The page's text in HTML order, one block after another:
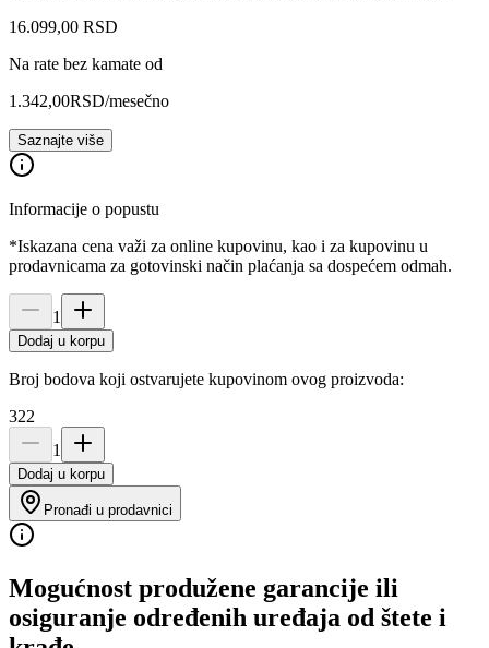
16.099,00 RSD
Na rate bez kamate od
1.342,00RSD/mesečno
Saznajte više
Informacije o popustu
*Iskazana cena važi za online kupovinu, kao i za kupovinu u
prodavnicama za gotovinski način plaćanja sa dospećem odmah.
1
Dodaj u korpu
Broj bodova koji ostvarujete kupovinom ovog proizvoda:
322
1
Dodaj u korpu
Pronađi u prodavnici
Mogućnost produžene garancije ili
osiguranje određenih uređaja od štete i